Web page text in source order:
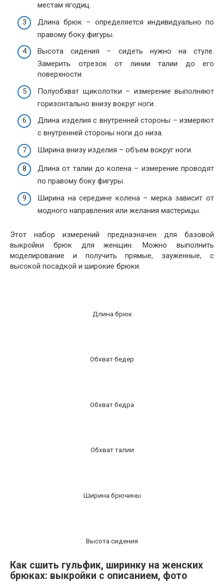
местам ягодиц.
Длина брюк – определяется индивидуально по
правому боку фигуры.
Высота сидения – сидеть нужно на стуле.
Замерить отрезок от линии талии до его
поверхности.
Полуобхват щиколотки – измерение выполняют
горизонтально внизу вокруг ноги.
Длина изделия с внутренней стороны – измеряют
с внутренней стороны ноги до низа.
Ширина внизу изделия – объем вокруг ноги.
Длина от талии до колена – измерение проводят
по правому боку фигуры.
Ширина на середине колена – мерка зависит от
модного направления или желания мастерицы.
Этот набор измерений предназначен для базовой
выкройки брюк для женщин. Можно выполнить
моделирование и получить прямые, зауженные, с
высокой посадкой и широкие брюки.
Длина брюк
Обхват бедер
Обхват бедра
Обхват талии
Ширина брючины
Высота сидения
Как сшить гульфик, ширинку на женских
брюках: выкройки с описанием, фото